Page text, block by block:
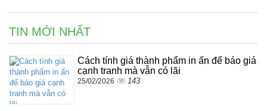
TIN MỚI NHẤT
Cách tính giá thành phẩm in ấn để báo giá
cạnh tranh mà vẫn có lãi
25/02/2026 143